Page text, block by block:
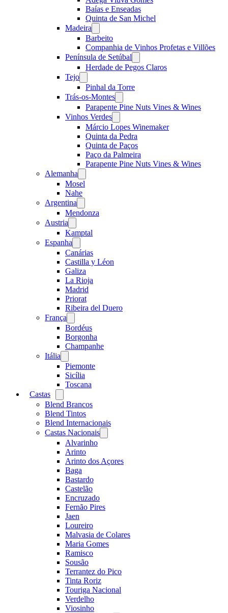
Baías e Enseadas
Quinta de San Michel
Madeira
menu
Barbeito
Companhia de Vinhos Profetas e Villões
Península de Setúbal
menu
Herdade de Pegos Claros
Tejo
menu
Pinhal da Torre
Trás-os-Montes
menu
Parapente Pine Nuts Vines & Wines
Vinhos Verdes
menu
Márcio Lopes Winemaker
Quinta da Pedra
Quinta de Paços
Paço da Palmeira
Parapente Pine Nuts Vines & Wines
Alemanha
menu
Mosel
Nahe
Argentina
menu
Mendonza
Austria
menu
Kamptal
Espanha
menu
Canárias
Castilla y Léon
Galiza
La Rioja
Madrid
Priorat
Ribeira del Duero
França
menu
Bordéus
Borgonha
Champanhe
Itália
menu
Piemonte
Sicília
Toscana
Castas
menu
Blend Brancos
Blend Tintos
Blend Internacionais
Castas Nacionais
menu
Alvarinho
Arinto
Arinto dos Açores
Baga
Bastardo
Castelão
Encruzado
Fernão Pires
Jaen
Loureiro
Malvasia de Colares
Maria Gomes
Ramisco
Sousão
Terrantez do Pico
Tinta Roriz
Touriga Nacional
Verdelho
Viosinho